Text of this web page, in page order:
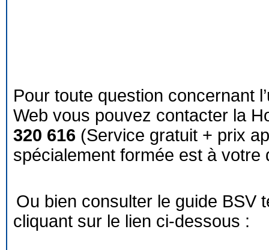
Pour toute question concernant
Web vous pouvez contacter la
320 616 (Service gratuit + prix
spécialement formée est à votre
Ou bien consulter le guide BSV
cliquant sur le lien ci-dessous :